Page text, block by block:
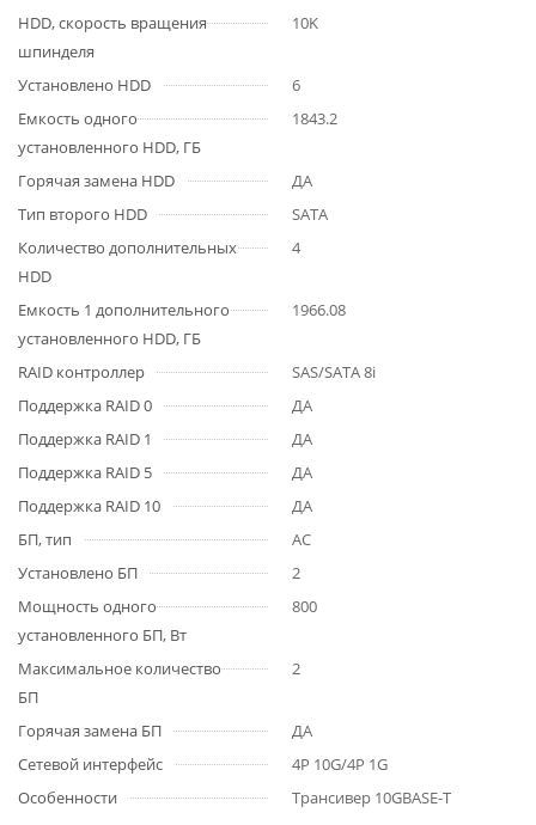
HDD, cкорость вращения
шпинделя
10K
Установлено HDD
6
Емкость одного
установленного HDD, ГБ
1843.2
Горячая замена HDD
ДА
Тип второго HDD
SATA
Количество дополнительных
HDD
4
Емкость 1 дополнительного
установленного HDD, ГБ
1966.08
RAID контроллер
SAS/SATA 8i
Поддержка RAID 0
ДА
Поддержка RAID 1
ДА
Поддержка RAID 5
ДА
Поддержка RAID 10
ДА
БП, тип
AC
Установлено БП
2
Мощность одного
установленного БП, Вт
800
Максимальное количество
БП
2
Горячая замена БП
ДА
Сетевой интерфейс
4P 10G/4P 1G
Особенности
Трансивер 10GBASE-T